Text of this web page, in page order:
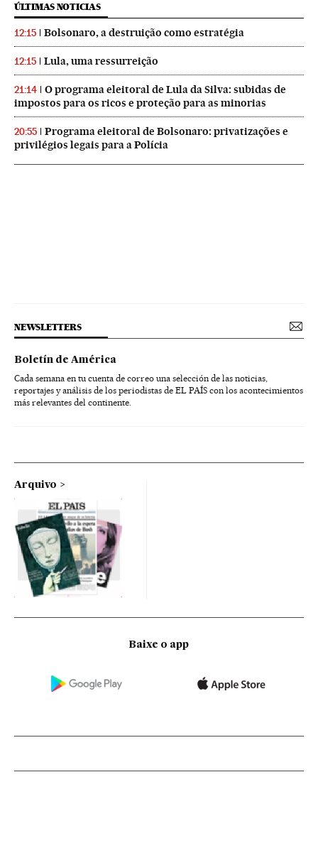
ÚLTIMAS NOTICIAS
12:15 Bolsonaro, a destruição como estratégia
12:15 Lula, uma ressurreição
21:14
O programa eleitoral de Lula da Silva: subidas de
impostos para os ricos e proteção para as minorias
20:55
Programa eleitoral de Bolsonaro: privatizações e
privilégios legais para a Polícia
NEWSLETTERS
Boletín de América
Cada semana en tu cuenta de correo una selección de las noticias,
reportajes y análisis de los periodistas de EL PAÍS con los acontecimientos
más relevantes del continente.
Arquivo
Baixe o app